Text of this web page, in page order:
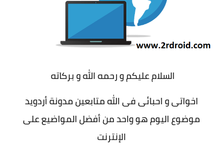
السلام عليكم و رحمه الله و بركاته
اخواتى و احبائى فى الله متابعين مدونة أردويد
موضوع اليوم هو واحد من أفضل المواضيع على
الإنترنت